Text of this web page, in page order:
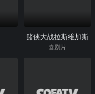
赌侠大战拉斯维加斯
喜剧片